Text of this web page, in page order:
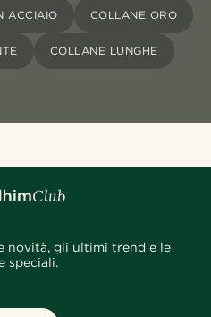
ACCIAIO COLLANE ORO
COLLANE LUNGHE
novità, gli ultimi trend e le
speciali.